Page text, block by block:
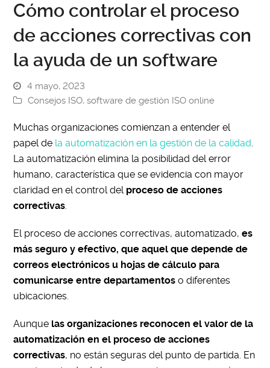
Cómo controlar el proceso
de acciones correctivas con
la ayuda de un software
4 mayo, 2023
Consejos ISO,software de gestión ISO online
Muchas organizaciones comienzan a entender el
papel de la automatización en la gestión de la calidad
La automatización elimina la posibilidad del error
humano, característica que se evidencia con mayor
claridad en el control del proceso de acciones
correctivas
El proceso de acciones correctivas, automatizado,es
más seguro y efectivo, que aquel que depende de
correos electrónicos u hojas de cálculo para
comunicarse entre departamentos o diferentes
ubicaciones.
Aunque las organizaciones reconocen el valor de la
automatización en el proceso de acciones
correctivas, no están seguras del punto de partida. En